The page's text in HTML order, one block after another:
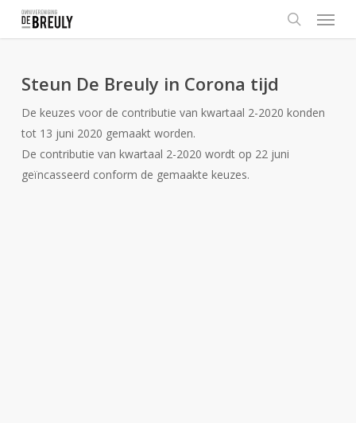
search
Menu
Steun De Breuly in Corona tijd
De keuzes voor de contributie van kwartaal 2-2020 konden
tot 13 juni 2020 gemaakt worden.
De contributie van kwartaal 2-2020 wordt op 22 juni
geïncasseerd conform de gemaakte keuzes.